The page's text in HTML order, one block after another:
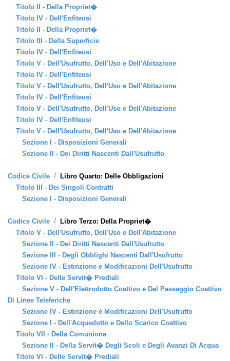
Titolo II - Della Propriet�
Titolo IV - Dell'Enfiteusi
Titolo II - Della Propriet�
Titolo III - Della Superficie
Titolo IV - Dell'Enfiteusi
Titolo V - Dell'Usufrutto, Dell'Uso e Dell'Abitazione
Titolo IV - Dell'Enfiteusi
Titolo V - Dell'Usufrutto, Dell'Uso e Dell'Abitazione
Titolo IV - Dell'Enfiteusi
Titolo V - Dell'Usufrutto, Dell'Uso e Dell'Abitazione
Titolo IV - Dell'Enfiteusi
Titolo V - Dell'Usufrutto, Dell'Uso e Dell'Abitazione
Sezione I - Disposizioni Generali
Sezione II - Dei Diritti Nascenti Dall'Usufrutto
Codice Civile / Libro Quarto: Delle Obbligazioni
Titolo III - Dei Singoli Contratti
Sezione I - Disposizioni Generali
Codice Civile / Libro Terzo: Della Propriet�
Titolo V - Dell'Usufrutto, Dell'Uso e Dell'Abitazione
Sezione II - Dei Diritti Nascenti Dall'Usufrutto
Sezione III - Degli Obblighi Nascenti Dall'Usufrutto
Sezione IV - Estinzione e Modificazioni Dell'Usufrutto
Titolo VI - Delle Servit� Prediali
Sezione V - Dell'Elettrodotto Coattivo e Del Passaggio Coattivo
Di Linee Teleferiche
Sezione IV - Estinzione e Modificazioni Dell'Usufrutto
Sezione I - Dell'Acquedotto e Dello Scarico Coattivo
Titolo VII - Della Comunione
Sezione II - Della Servit� Degli Scoli e Degli Avanzi Di Acqua
Titolo VI - Delle Servit� Prediali